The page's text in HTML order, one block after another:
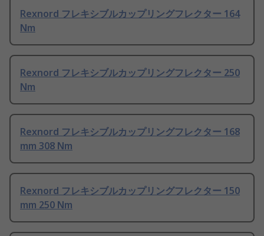
Rexnord フレキシブルカップリングフレクター 164
Nm
Rexnord フレキシブルカップリングフレクター 250
Nm
Rexnord フレキシブルカップリングフレクター 168
mm 308 Nm
Rexnord フレキシブルカップリングフレクター 150
mm 250 Nm